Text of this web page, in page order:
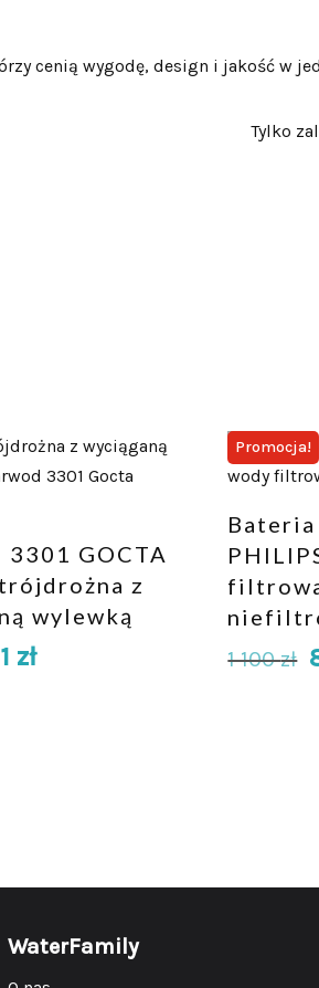
cenią wygodę, design i jakość w
Tylko
GOCTA
z
wylewką
zł
Promocja!
1 100zł
WaterFamily